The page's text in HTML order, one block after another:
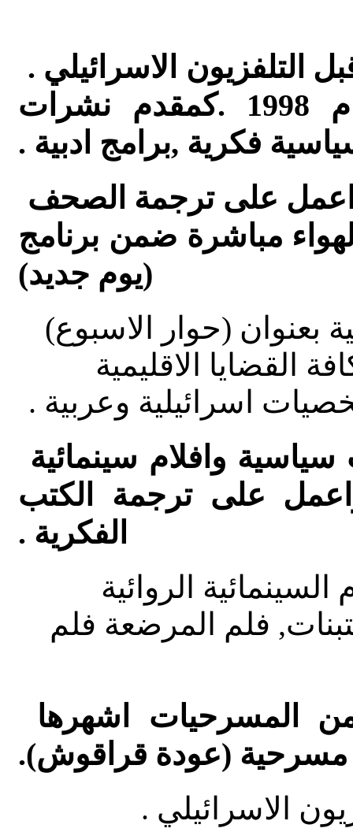
التلفزيون الاسرائيلي .
القسم العربي للإذاعة منذ عام 1998 .كمقدم نشرات
فكرية ,برامج ادبية .
اعمل على ترجمة الصحف
مباشرة ضمن برنامج
(يوم جديد)
بعنوان (حوار الاسبوع)
القضايا الاقليمية
اسرائيلية وعربية .
وافلام سينمائية
على ترجمة الكتب
الفكرية .
الروائية
فلم المرضعة فلم
المسرحيات اشهرها
مسرحية (عودة قراقوش).
الاسرائيلي .